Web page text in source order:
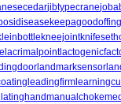
jibtypecrane
keepagoodoffing
kneejoint
lacrimalpoint
landmarksensor
leadingfirm
manualchoke